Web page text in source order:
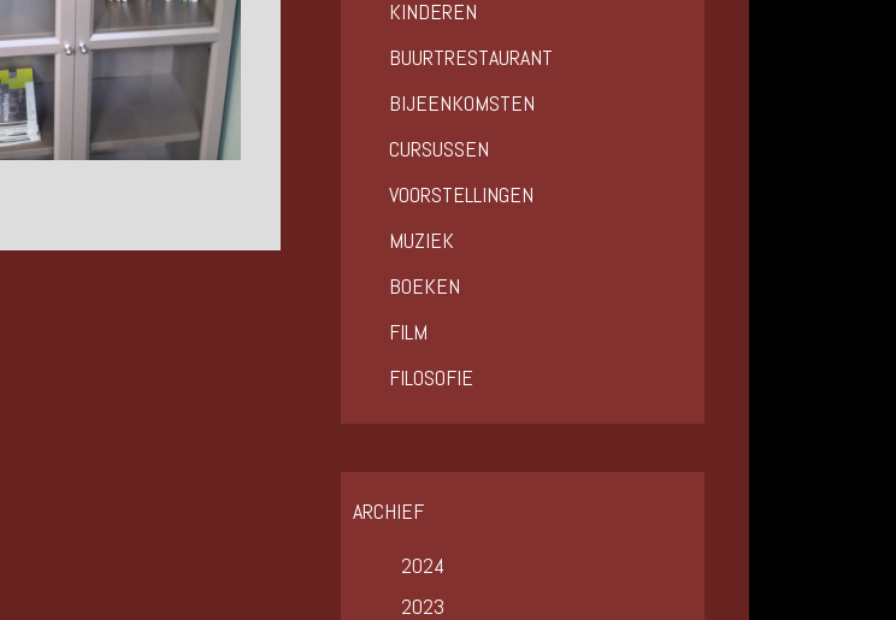
KINDEREN
BUURTRESTAURANT
BIJEENKOMSTEN
CURSUSSEN
VOORSTELLINGEN
MUZIEK
BOEKEN
FILM
FILOSOFIE
ARCHIEF
2024
2023